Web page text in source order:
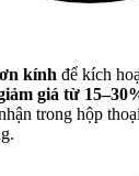
kính để kích
giá từ
trong hộp